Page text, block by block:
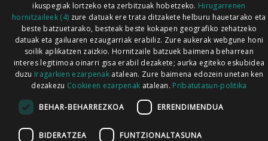
ikuspegiak lortzeko eta zerbitzuak hobetzeko. Hirugarrenen
hornitzaileek (4) zure datuak ere trata ditzakete helburu hauetarako eta
beste batzuetarako, besteak beste kokapen geografiko zehatzeko
datuak eta gailuaren ezaugarriak erabiliz. Zure aukerak webgune honi
soilik aplikatzen zaizkio. Hornitzaile batzuek baimena beharrean
interes legitimoa oinarri gisa erabil dezakete; aurka egiteko eskubidea
duzu Iragarkien ezarpenak atalean. Zure baimena edozein unetan ken
dezakezu Cookieen ezarpenak atalean. Pribatutasun-politika
BEHAR-BEHARREZKOA ERRENDIMENDUA
BIDERATZEA FUNTZIONALTASUNA